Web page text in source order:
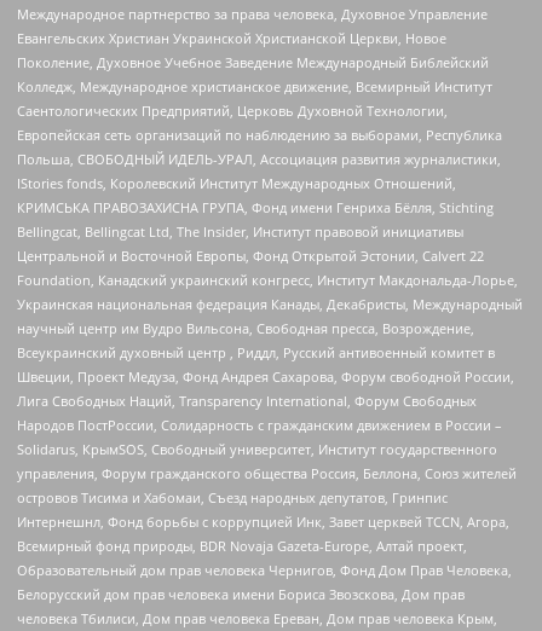
Международное партнерство за права человека, Духовное Управление
Евангельских Христиан Украинской Христианской Церкви, Новое
Поколение, Духовное Учебное Заведение Международный Библейский
Колледж, Международное христианское движение, Всемирный Институт
Саентологических Предприятий, Церковь Духовной Технологии,
Европейская сеть организаций по наблюдению за выборами, Республика
Польша, СВОБОДНЫЙ ИДЕЛЬ-УРАЛ, Ассоциация развития журналистики,
IStories fonds, Королевский Институт Международных Отношений,
КРИМСЬКА ПРАВОЗАХИСНА ГРУПА, Фонд имени Генриха Бёлля, Stichting
Bellingcat, Bellingcat Ltd, The Insider, Институт правовой инициативы
Центральной и Восточной Европы, Фонд Открытой Эстонии, Calvert 22
Foundation, Канадский украинский конгресс, Институт Макдональда-Лорье,
Украинская национальная федерация Канады, Декабристы, Международный
научный центр им Вудро Вильсона, Свободная пресса, Возрождение,
Всеукраинский духовный центр , Риддл, Русский антивоенный комитет в
Швеции, Проект Медуза, Фонд Андрея Сахарова, Форум свободной России,
Лига Свободных Наций, Transparеncy International, Форум Свободных
Народов ПостРоссии, Солидарность с гражданским движением в России –
Solidarus, КрымSOS, Свободный университет, Институт государственного
управления, Форум гражданского общества Россия, Беллона, Союз жителей
островов Тисима и Хабомаи, Съезд народных депутатов, Гринпис
Интернешнл, Фонд борьбы с коррупцией Инк, Завет церквей TCCN, Агора,
Всемирный фонд природы, BDR Novaja Gazeta-Europe, Алтай проект,
Образовательный дом прав человека Чернигов, Фонд Дом Прав Человека,
Белорусский дом прав человека имени Бориса Звозскова, Дом прав
человека Тбилиси, Дом прав человека Ереван, Дом прав человека Крым,